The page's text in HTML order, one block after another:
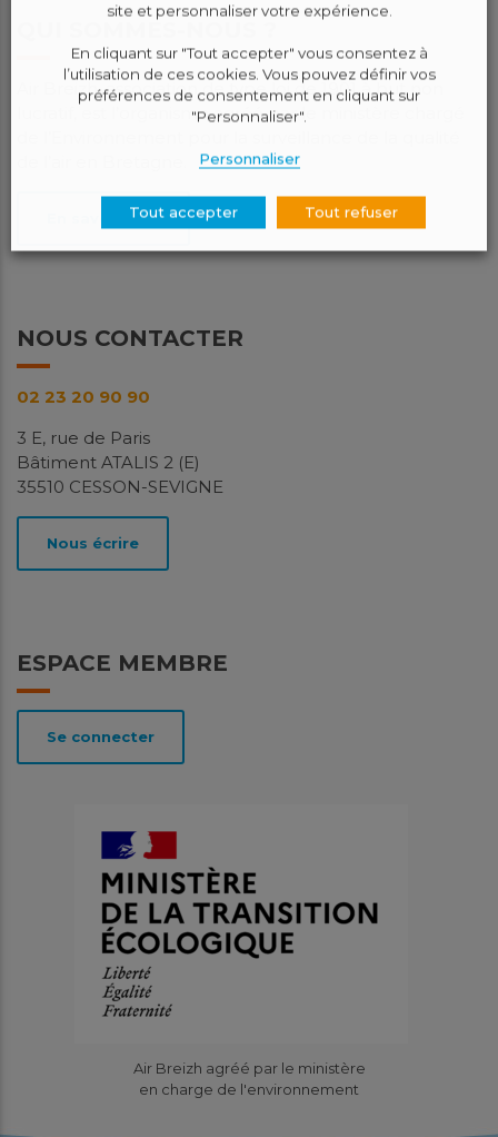
ESPACE MEMBRE
Se connecter
Air Breizh, association de type loi de 1901 à but non
lucratif, est l’organisme agréé par le ministère chargé
En savoir plus
NOUS CONTACTER
02 23 20 90 90
3 E, rue de Paris
Bâtiment ATALIS 2 (E)
35510 CESSON-SEVIGNE
Nous écrire
Air Breizh agréé par le ministère
en charge de l'environnement
site et personnaliser votre expérience.
En cliquant sur "Tout accepter" vous consentez à
l’utilisation de ces cookies. Vous pouvez définir vos
préférences de consentement en cliquant sur
"Personnaliser".
Personnaliser
Tout accepter Tout refuser